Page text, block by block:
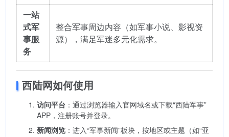
一站
式军
事服
务
整合军事周边内容（如军事小说、影视资
源），满足军迷多元化需求。
西陆网如何使用
访问平台 ：通过浏览器输入官网域名或下载“西陆军事”
APP，注册账号并登录。
新闻浏览 ：进入“军事新闻”板块，按地区或主题（如“亚